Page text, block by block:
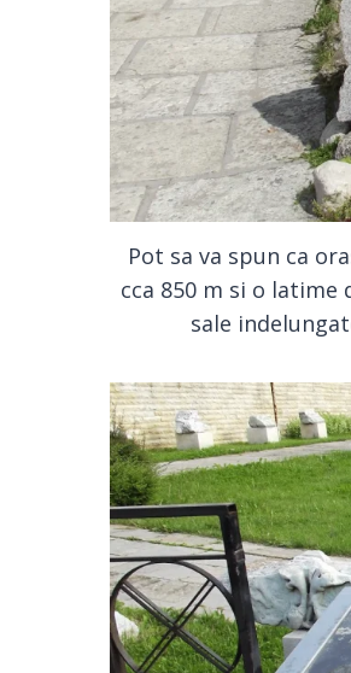
Pot sa va spun ca
cca 850 m si o latime
sale